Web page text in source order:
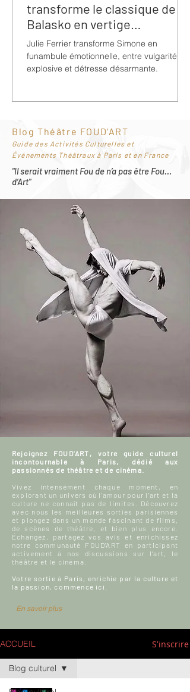
transforme le classique de
Balasko en vertige
bouleversant
Julie Ferrier transforme Simone en
funambule émotionnelle, entre vulgarité
explosive et détresse désarmante.
Blog Théâtre FOUD'ART
Guide des Activités Culturelles et
Événements Théâtraux à Paris et en France
"Il serait vraiment Fou de n’a pas être Fou…
d’Art"
Rejoignez FOUD'ART, votre guide culturel
incontournable à Paris, dédié aux
passionnés de théâtre et de cinéma.
Vivez intensément chaque moment, en
explorant un univers où l'amour pour l'art et la
culture ne connaît pas de limites. Découvrez
avec nous les meilleures sorties parisiennes
et plongez dans un monde fascinant de films,
de scènes de théâtre, et bien plus encore.
Échangez, partagez vos avis et enrichissez
notre communauté FOUD'ART en participant
activement à nos discussions sur l’art, le
théâtre et le cinéma.
Votre sortie à Paris, enrichie par la culture et
la passion, commence ici.
En savoir plus
ACCUEIL S'inscrire
Blog culturel